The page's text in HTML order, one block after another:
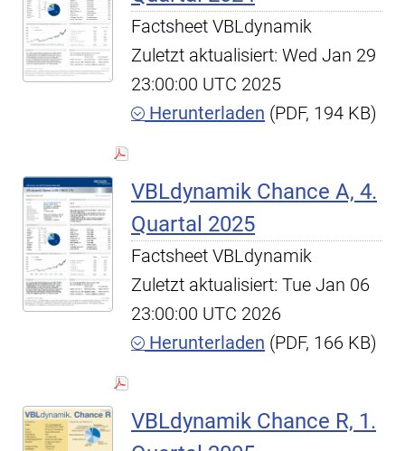
Factsheet VBLdynamik
Zuletzt aktualisiert: Wed Jan 29
23:00:00 UTC 2025
Herunterladen (PDF, 194 KB)
VBLdynamik Chance A, 4.
Quartal 2025
Factsheet VBLdynamik
Zuletzt aktualisiert: Tue Jan 06
23:00:00 UTC 2026
Herunterladen (PDF, 166 KB)
VBLdynamik Chance R, 1.